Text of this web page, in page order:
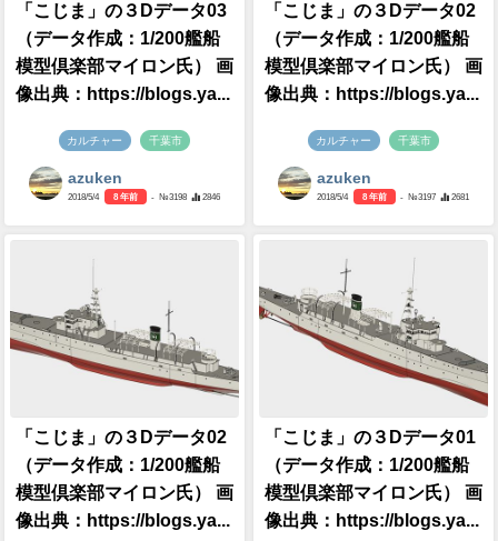
「こじま」の３Dデータ03
（データ作成：1/200艦船
模型倶楽部マイロン氏） 画
像出典：https://blogs.ya...
カルチャー 千葉市
azuken
2018/5/4 8 年前 - №3198 2846
「こじま」の３Dデータ02
（データ作成：1/200艦船
模型倶楽部マイロン氏） 画
像出典：https://blogs.ya...
カルチャー 千葉市
azuken
2018/5/4 8 年前 - №3197 2681
「こじま」の３Dデータ02
（データ作成：1/200艦船
模型倶楽部マイロン氏） 画
像出典：https://blogs.ya...
「こじま」の３Dデータ01
（データ作成：1/200艦船
模型倶楽部マイロン氏） 画
像出典：https://blogs.ya...